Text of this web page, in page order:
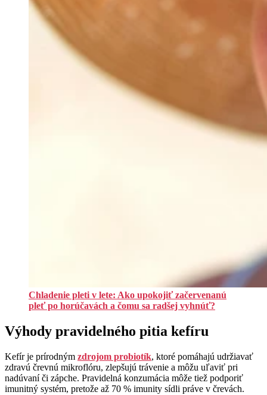
Chladenie pleti v lete: Ako upokojiť začervenanú
pleť po horúčavách a čomu sa radšej vyhnúť?
Výhody pravidelného pitia kefíru
Kefír je prírodným zdrojom probiotík, ktoré pomáhajú udržiavať
zdravú črevnú mikroflóru, zlepšujú trávenie a môžu uľaviť pri
nadúvaní či zápche. Pravidelná konzumácia môže tiež podporiť
imunitný systém, pretože až 70 % imunity sídli práve v črevách.